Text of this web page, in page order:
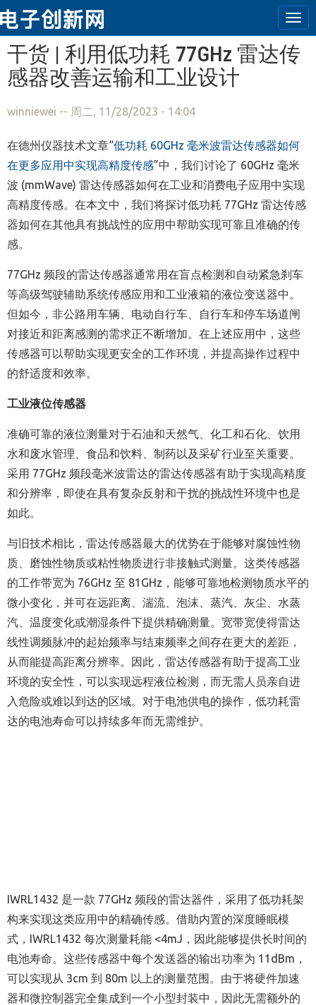
跳转到主要内容
干货 | 利用低功耗 77GHz 雷达传
感器改善运输和工业设计
winniewei -- 周二, 11/28/2023 - 14:04
在德州仪器技术文章“低功耗 60GHz 毫米波雷达传感器如何
在更多应用中实现高精度传感”中，我们讨论了 60GHz 毫米
波 (mmWave) 雷达传感器如何在工业和消费电子应用中实现
高精度传感。在本文中，我们将探讨低功耗 77GHz 雷达传感
器如何在其他具有挑战性的应用中帮助实现可靠且准确的传
感。
77GHz 频段的雷达传感器通常用在盲点检测和自动紧急刹车
等高级驾驶辅助系统传感应用和工业液箱的液位变送器中。
但如今，非公路用车辆、电动自行车、自行车和停车场道闸
对接近和距离感测的需求正不断增加。在上述应用中，这些
传感器可以帮助实现更安全的工作环境，并提高操作过程中
的舒适度和效率。
工业液位传感器
准确可靠的液位测量对于石油和天然气、化工和石化、饮用
水和废水管理、食品和饮料、制药以及采矿行业至关重要。
采用 77GHz 频段毫米波雷达的雷达传感器有助于实现高精度
和分辨率，即使在具有复杂反射和干扰的挑战性环境中也是
如此。
与旧技术相比，雷达传感器最大的优势在于能够对腐蚀性物
质、磨蚀性物质或粘性物质进行非接触式测量。这类传感器
的工作带宽为 76GHz 至 81GHz，能够可靠地检测物质水平的
微小变化，并可在远距离、湍流、泡沫、蒸汽、灰尘、水蒸
汽、温度变化或潮湿条件下提供精确测量。宽带宽使得雷达
线性调频脉冲的起始频率与结束频率之间存在更大的差距，
从而能提高距离分辨率。因此，雷达传感器有助于提高工业
环境的安全性，可以实现远程液位检测，而无需人员亲自进
入危险或难以到达的区域。对于电池供电的操作，低功耗雷
达的电池寿命可以持续多年而无需维护。
IWRL1432 是一款 77GHz 频段的雷达器件，采用了低功耗架
构来实现这类应用中的精确传感。借助内置的深度睡眠模
式，IWRL1432 每次测量耗能 <4mJ，因此能够提供长时间的
电池寿命。这些传感器中每个发送器的输出功率为 11dBm，
可以实现从 3cm 到 80m 以上的测量范围。由于将硬件加速
器和微控制器完全集成到一个小型封装中，因此无需额外的